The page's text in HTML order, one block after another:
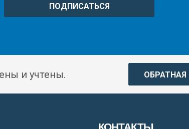
ПОДПИСАТЬСЯ
и учтены. ОБРАТНАЯ